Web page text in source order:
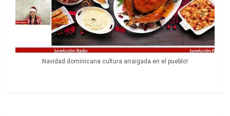
Navidad dominicana cultura arraigada en el pueblo!